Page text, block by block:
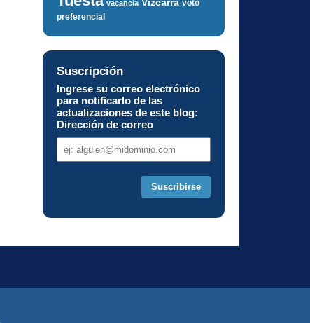
vacancia
voto
preferencial
Suscripción
Ingrese su correo electrónico
para notificarlo de las
actualizaciones de este blog:
Dirección de correo
de